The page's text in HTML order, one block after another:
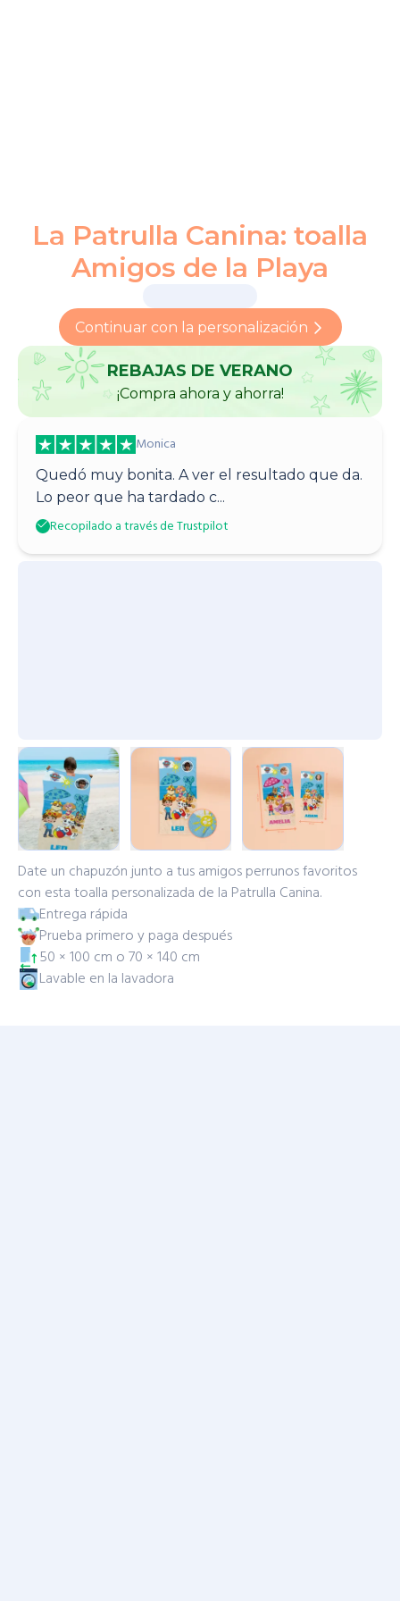
La Patrulla Canina: toalla
Amigos de la Playa
Continuar con la personalización
REBAJAS DE VERANO
¡Compra ahora y ahorra!
Monica
Quedó muy bonita. A ver el resultado que da.
Lo peor que ha tardado c...
Recopilado a través de Trustpilot
Date un chapuzón junto a tus amigos perrunos favoritos
con esta toalla personalizada de la Patrulla Canina.
Entrega rápida
Prueba primero y paga después
50 × 100 cm o 70 × 140 cm
Lavable en la lavadora